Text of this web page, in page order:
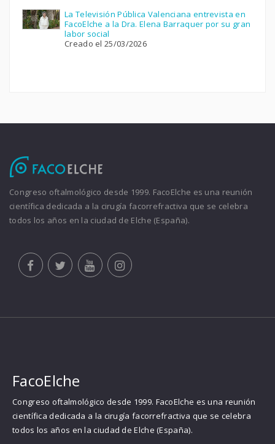
La Televisión Pública Valenciana entrevista en
FacoElche a la Dra. Elena Barraquer por su gran
labor social
Creado el 25/03/2026
Congreso oftalmológico desde 1999. FacoElche es una reunión
científica dedicada a la cirugía facorrefractiva que se celebra
todos los años en la ciudad de Elche (España).
FacoElche
Congreso oftalmológico desde 1999. FacoElche es una reunión
científica dedicada a la cirugía facorrefractiva que se celebra
todos los años en la ciudad de Elche (España).